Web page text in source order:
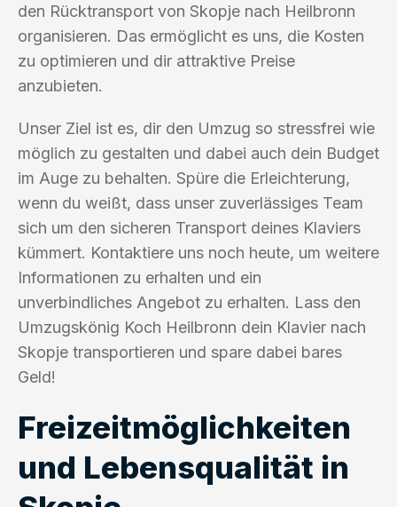
den Rücktransport von Skopje nach Heilbronn
organisieren. Das ermöglicht es uns, die Kosten
zu optimieren und dir attraktive Preise
anzubieten.
Unser Ziel ist es, dir den Umzug so stressfrei wie
möglich zu gestalten und dabei auch dein Budget
im Auge zu behalten. Spüre die Erleichterung,
wenn du weißt, dass unser zuverlässiges Team
sich um den sicheren Transport deines Klaviers
kümmert. Kontaktiere uns noch heute, um weitere
Informationen zu erhalten und ein
unverbindliches Angebot zu erhalten. Lass den
Umzugskönig Koch Heilbronn dein Klavier nach
Skopje transportieren und spare dabei bares
Geld!
Freizeitmöglichkeiten
und Lebensqualität in